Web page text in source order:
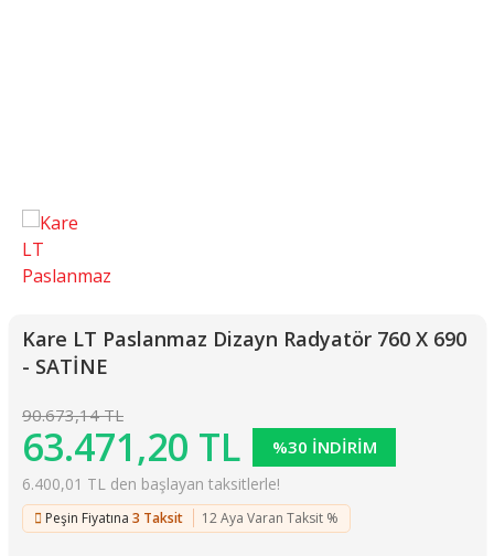
Kare LT Paslanmaz Dizayn Radyatör 760 X 690
- SATİNE
90.673,14 TL
63.471,20 TL %30 İNDİRİM
6.400,01 TL den başlayan taksitlerle!
Peşin Fiyatına 3 Taksit 12 Aya Varan Taksit %